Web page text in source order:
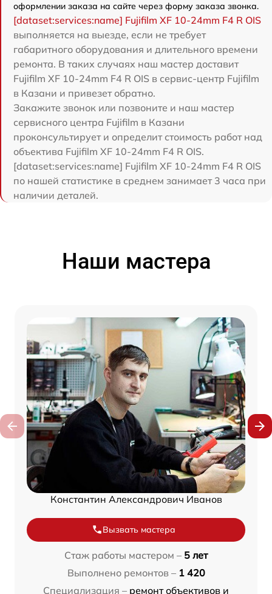
оформлении заказа на сайте через форму заказа звонка.
[dataset:services:name] Fujifilm XF 10-24mm F4 R OIS
выполняется на выезде, если не требует
габаритного оборудования и длительного времени
ремонта. В таких случаях наш мастер доставит
Fujifilm XF 10-24mm F4 R OIS в сервис-центр Fujifilm
в Казани и привезет обратно.
Закажите звонок или позвоните и наш мастер
сервисного центра Fujifilm в Казани
проконсультирует и определит стоимость работ над
объектива Fujifilm XF 10-24mm F4 R OIS.
[dataset:services:name] Fujifilm XF 10-24mm F4 R OIS
по нашей статистике в среднем занимает 3 часа при
наличии деталей.
Наши мастера
Константин Александрович Иванов
Вызвать мастера
Стаж работы мастером – 5 лет
Выполнено ремонтов – 1 420
Специализация – ремонт объективов и